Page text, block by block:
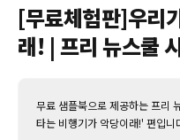
[무료체험판]우리
래! | 프리 뉴스쿨
무료 샘플북으로 제공하는 프리
타는 비행기가 악당이래!' 편입니